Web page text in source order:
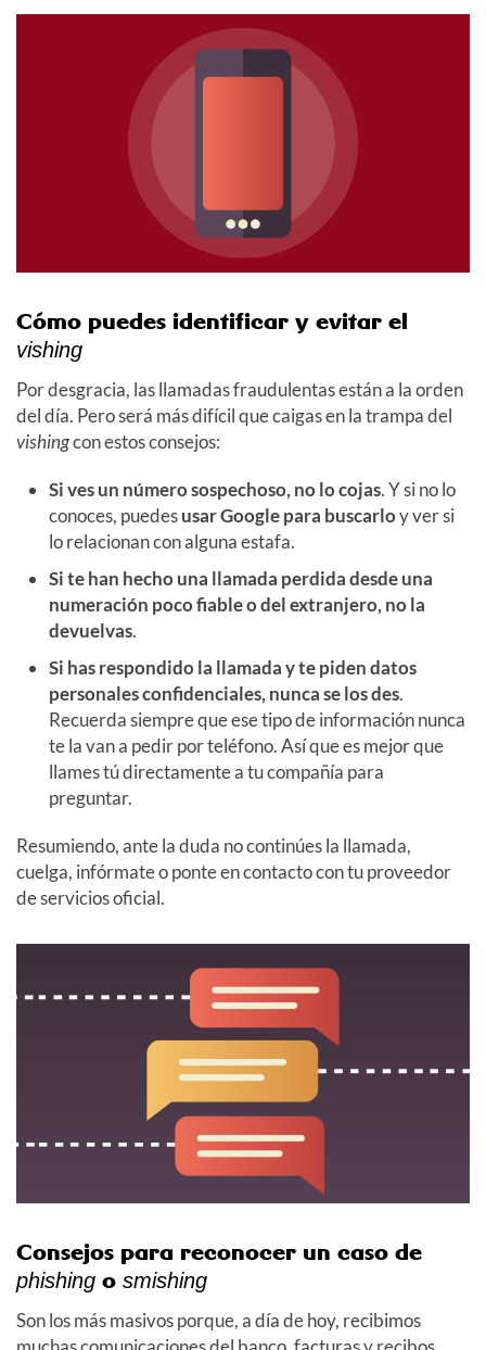
Cómo puedes identificar y evitar el
vishing
Por desgracia, las llamadas fraudulentas están a la orden
del día. Pero será más difícil que caigas en la trampa del
vishingcon estos consejos:
Si ves un número sospechoso, no lo cojas. Y si no lo
conoces, puedesusar Google para buscarloy ver si
lo relacionan con alguna estafa.
Si te han hecho una llamada perdida desde una
numeración poco fiable o del extranjero, no la
devuelvas.
Si has respondido la llamada y te piden datos
personales confidenciales, nunca se los des.
Recuerda siempre que ese tipo de información nunca
te la van a pedir por teléfono. Así que es mejor que
llames tú directamente a tu compañía para
preguntar.
Resumiendo, ante la duda no continúes la llamada,
cuelga, infórmate o ponte en contacto con tu proveedor
de servicios oficial.
Consejos para reconocer un caso de
phishing o smishing
Son los más masivos porque, a día de hoy, recibimos